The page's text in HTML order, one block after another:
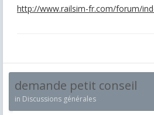
http://www.railsim-fr.com/forum/
demande petit conseil
in Discussions générales